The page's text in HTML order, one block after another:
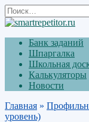
Перейти
к
содержанию
Search
for:
Банк заданий
Шпаргалка
Школьная
Калькуляторы
Новости
Главная »
уровень)